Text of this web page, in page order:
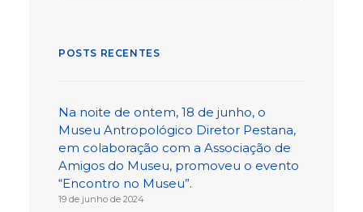
POSTS RECENTES
Na noite de ontem, 18 de junho, o
Museu Antropológico Diretor Pestana,
em colaboração com a Associação de
Amigos do Museu, promoveu o evento
“Encontro no Museu”.
19 de junho de 2024